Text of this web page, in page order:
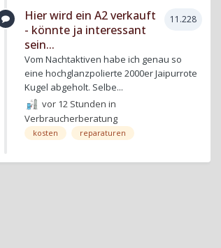
11.228
Hier wird ein A2 verkauft
- könnte ja interessant
sein...
Vom Nachtaktiven habe ich genau so
eine hochglanzpolierte 2000er Jaipurrote
Kugel abgeholt. Selbe...
vor 12 Stunden in
Verbraucherberatung
kosten reparaturen